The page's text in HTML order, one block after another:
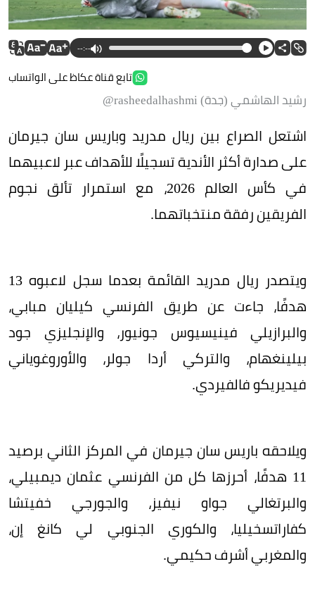
--:--
تابع قناة عكاظ على الواتساب
رشيد الهاشمي (جدة) rasheedalhashmi@
اشتعل الصراع بين ريال مدريد وباريس سان جيرمان
على صدارة أكثر الأندية تسجيلًا للأهداف عبر لاعبيهما
في كأس العالم 2026، مع استمرار تألق نجوم
الفريقين رفقة منتخباتهما.
ويتصدر ريال مدريد القائمة بعدما سجل لاعبوه 13
هدفًا، جاءت عن طريق الفرنسي كيليان مبابي،
والبرازيلي فينيسيوس جونيور، والإنجليزي جود
بيلينغهام، والتركي أردا جولر، والأوروغوياني
فيديريكو فالفيردي.
ويلاحقه باريس سان جيرمان في المركز الثاني برصيد
11 هدفًا، أحرزها كل من الفرنسي عثمان ديمبيلي،
والبرتغالي جواو نيفيز، والجورجي خفيتشا
كفاراتسخيليا، والكوري الجنوبي لي كانغ إن،
والمغربي أشرف حكيمي.